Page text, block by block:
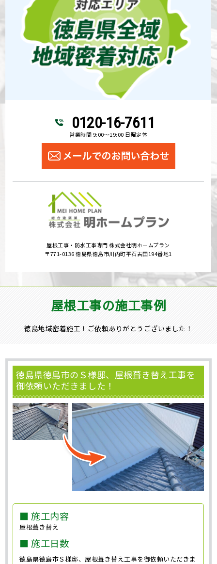
0120-16-7611
営業時間 9:00～19:00 日曜定休
屋根工事・防水工事専門 株式会社明ホームプラン
〒771-0136 徳島県徳島市川内町平石古田194番地1
屋根工事の施工事例
徳島地域密着施工！ご依頼ありがとうございました！
徳島県徳島市のＳ様邸、屋根葺き替え工事を
御依頼いただきました！
■ 施工内容
屋根葺き替え
■ 施工日数
徳島県徳島市Ｓ様邸、屋根葺き替え工事を御依頼いただきま